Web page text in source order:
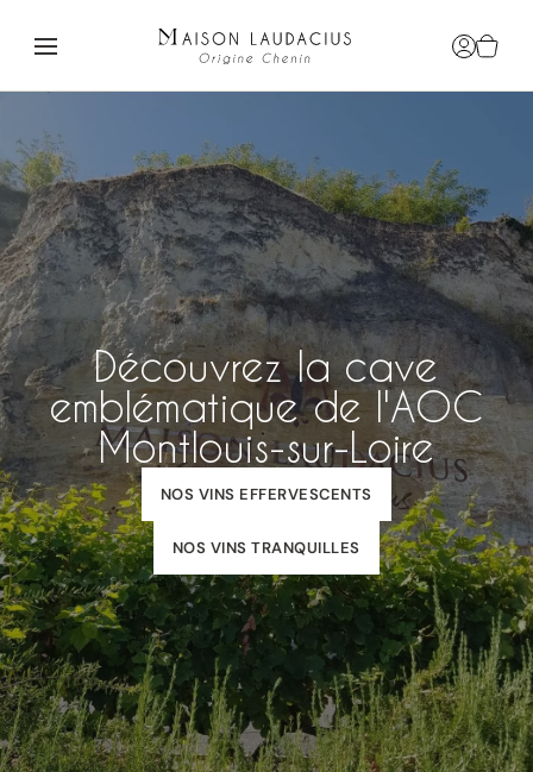
SeVoir
Découvrez la cave
emblématique de l'AOC
Montlouis-sur-Loire
NOS VINS EFFERVESCENTS
NOS VINS TRANQUILLES